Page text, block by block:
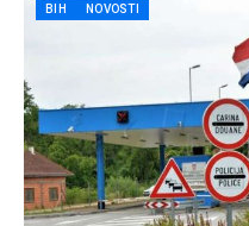
BIH NOVOSTI